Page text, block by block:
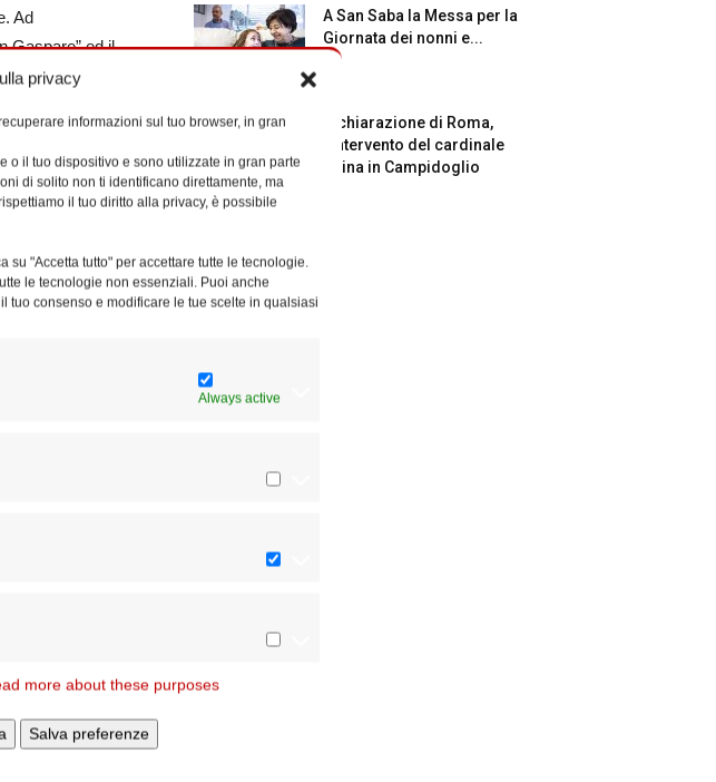
privacy
informazioni sul tuo browser, in gran
o il tuo dispositivo e sono utilizzate in gran parte
di solito non ti identificano direttamente, ma
il tuo diritto alla privacy, è possibile
"Accetta tutto" per accettare tutte le tecnologie.
le tecnologie non essenziali. Puoi anche
tuo consenso e modificare le tue scelte in qualsiasi
Always active
more about these purposes
Salva preferenze
Ad
Gaspare” ed il
Gaspare del
sul
A curare la
di TivùSat e
evento cada nel
a Roma –
data per la
dell’Anno
fisiche. Don
di servizio.
nelle
sicuro che in
che ti ha fatto
A San Saba la Messa per la
Giornata dei nonni e...
Dichiarazione di Roma,
l’intervento del cardinale
Reina in Campidoglio